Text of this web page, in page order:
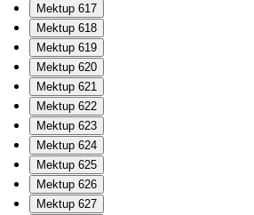
Mektup 617
Mektup 618
Mektup 619
Mektup 620
Mektup 621
Mektup 622
Mektup 623
Mektup 624
Mektup 625
Mektup 626
Mektup 627